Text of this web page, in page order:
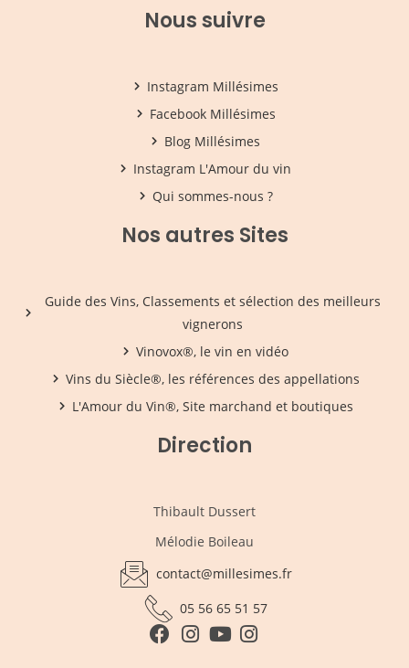
Nous suivre
Instagram Millésimes
Facebook Millésimes
Blog Millésimes
Instagram L'Amour du vin
Qui sommes-nous ?
Nos autres Sites
Guide des Vins, Classements et sélection des meilleurs
vignerons
Vinovox®, le vin en vidéo
Vins du Siècle®, les références des appellations
L'Amour du Vin®, Site marchand et boutiques
Direction
Thibault Dussert
Mélodie Boileau
contact@millesimes.fr
05 56 65 51 57